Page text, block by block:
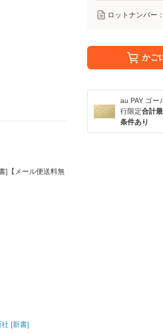
ロットナンバー：
かご
au PAY ゴー
行限定合計
条件あり
]【メール便送料無
[新書]